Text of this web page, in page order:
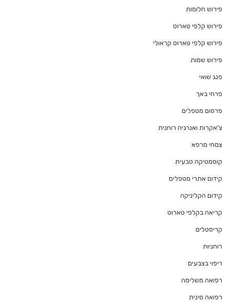
פירוש חלומות
פירוש קלפי טארוט
פירוש קלפי טארוט קראולי
פירוש שמות
פנג שואי
פרחי באך
פרסום מטפלים
צ'אקרות ואנרגיה רוחנית
צמחי מרפא
קוסמטיקה טבעית
קידום אתרי מטפלים
קידום הקליניקה
קריאה בקלפי טארוט
קריסטלים
רוחניות
ריפוי בצבעים
רפואה משלימה
רפואה סינית